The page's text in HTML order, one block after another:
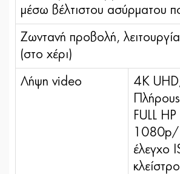
μέσω βέλτιστου ασύρματου
Ζωντανή προβολή,
(στο χέρι)
Λήψη video
4K
FULL HP
έλεγχο